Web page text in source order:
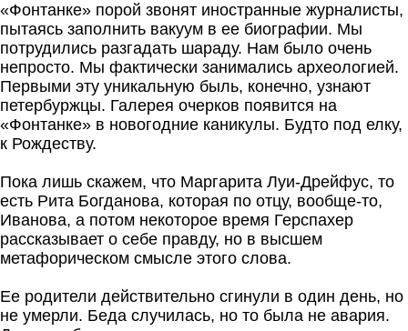
«Фонтанке» порой звонят иностранные журналисты,
пытаясь заполнить вакуум в ее биографии. Мы
потрудились разгадать шараду. Нам было очень
непросто. Мы фактически занимались археологией.
Первыми эту уникальную быль, конечно, узнают
петербуржцы. Галерея очерков появится на
«Фонтанке» в новогодние каникулы. Будто под елку,
к Рождеству.
Пока лишь скажем, что Маргарита Луи-Дрейфус, то
есть Рита Богданова, которая по отцу, вообще-то,
Иванова, а потом некоторое время Герспахер
рассказывает о себе правду, но в высшем
метафорическом смысле этого слова.
Ее родители действительно сгинули в один день, но
не умерли. Беда случилась, но то была не авария.